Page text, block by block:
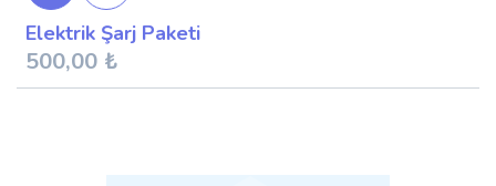
Elektrik Şarj Paketi
500,00 ₺